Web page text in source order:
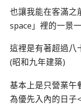
也讓我能在客滿之
space」裡的一景
這裡是有著超過八
(昭和九年建築)
基本上是只營業午
為優先入內的日